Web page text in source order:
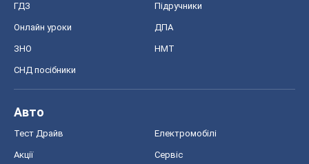
ГДЗ Підручники
Онлайн уроки ДПА
ЗНО НМТ
СНД посібники
Авто
Тест Драйв Електромобілі
Акції Сервіс